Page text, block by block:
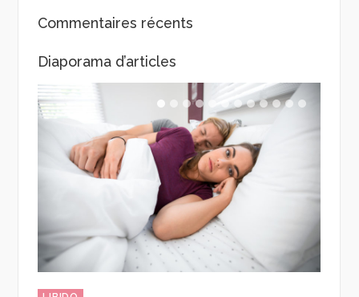
Commentaires récents
Diaporama d’articles